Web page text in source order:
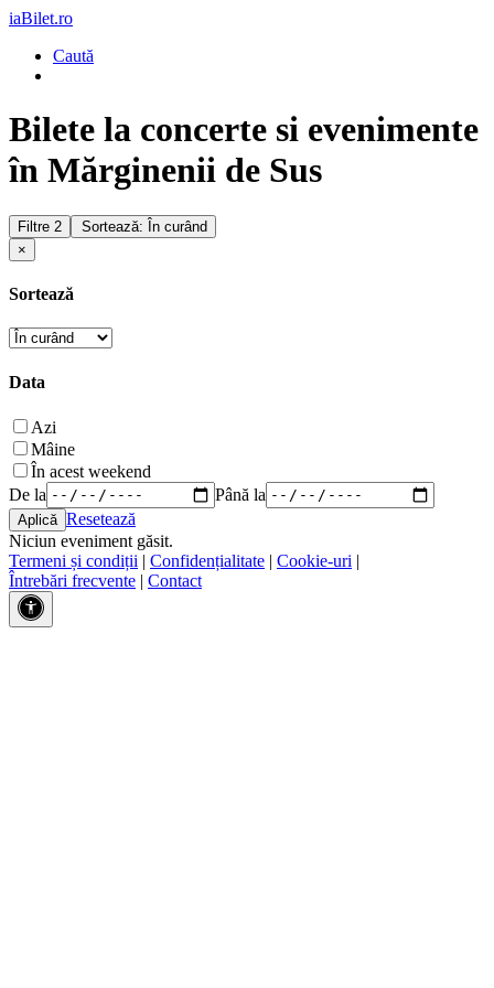
iaBilet.ro
Caută
Bilete la concerte si evenimente
în Mărginenii de Sus
Filtre 2
Sortează: În curând
×
Sortează
Data
Azi
Mâine
În acest weekend
De la
Până la
Resetează
Niciun eveniment găsit.
Termeni și condiții | Confidențialitate | Cookie-uri |
Întrebări frecvente | Contact